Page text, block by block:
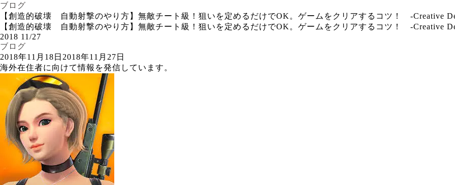
ブログ
【創造的破壊 自動射撃のやり方】無敵チート級！狙いを定めるだけでOK。ゲームをクリアするコツ！ -Creative
【創造的破壊 自動射撃のやり方】無敵チート級！狙いを定めるだけでOK。ゲームをクリアするコツ！ -Creative
2018 11/27
ブログ
2018年11月18日 2018年11月27日
海外在住者に向けて情報を発信しています。